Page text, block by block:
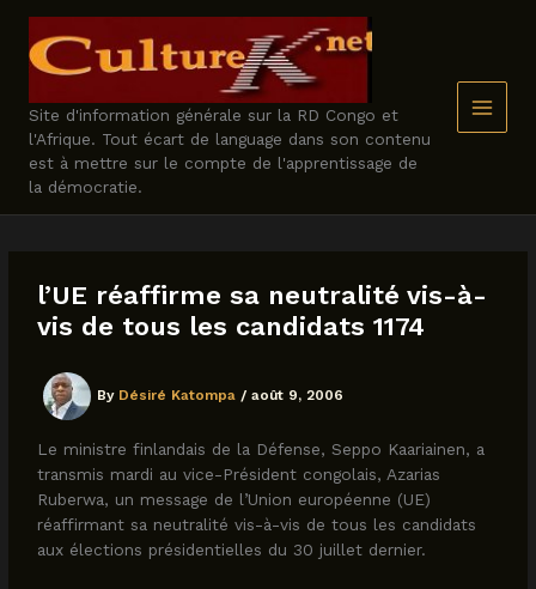
content
Site d'information générale sur la RD Congo et
l'Afrique. Tout écart de language dans son contenu
est à mettre sur le compte de l'apprentissage de
la démocratie.
l’UE réaffirme sa neutralité vis-à-
vis de tous les candidats 1174
By Désiré Katompa /août 9, 2006
Le ministre finlandais de la Défense, Seppo Kaariainen, a
transmis mardi au vice-Président congolais, Azarias
Ruberwa, un message de l’Union européenne (UE)
réaffirmant sa neutralité vis-à-vis de tous les candidats
aux élections présidentielles du 30 juillet dernier.